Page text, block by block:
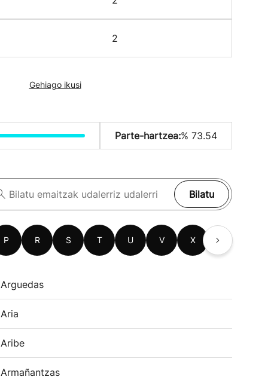
2
Gehiago ikusi
Parte-hartzea:% 73.54
Bilatu
P R S T U V X
Arguedas
Aria
Aribe
Armañantzas